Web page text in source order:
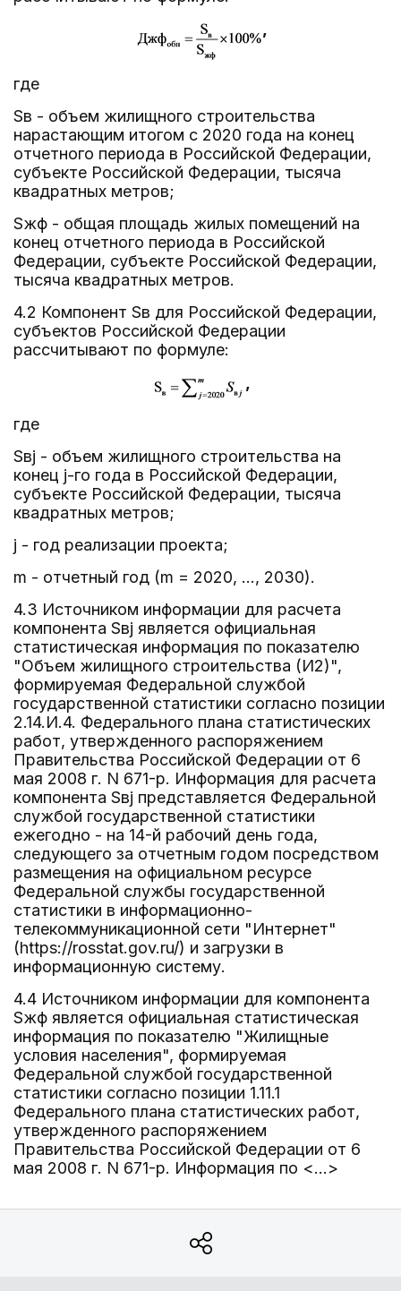
где
Sв - объем жилищного строительства
нарастающим итогом с 2020 года на конец
отчетного периода в Российской Федерации,
субъекте Российской Федерации, тысяча
квадратных метров;
Sжф - общая площадь жилых помещений на
конец отчетного периода в Российской
Федерации, субъекте Российской Федерации,
тысяча квадратных метров.
4.2 Компонент Sв для Российской Федерации,
субъектов Российской Федерации
рассчитывают по формуле:
где
Sвj - объем жилищного строительства на
конец j-го года в Российской Федерации,
субъекте Российской Федерации, тысяча
квадратных метров;
j - год реализации проекта;
m - отчетный год (m = 2020, ..., 2030).
4.3 Источником информации для расчета
компонента Sвj является официальная
статистическая информация по показателю
"Объем жилищного строительства (И2)",
формируемая Федеральной службой
государственной статистики согласно позиции
2.14.И.4. Федерального плана статистических
работ, утвержденного распоряжением
Правительства Российской Федерации от 6
мая 2008 г. N 671-р. Информация для расчета
компонента Sвj представляется Федеральной
службой государственной статистики
ежегодно - на 14-й рабочий день года,
следующего за отчетным годом посредством
размещения на официальном ресурсе
Федеральной службы государственной
статистики в информационно-
телекоммуникационной сети "Интернет"
(https://rosstat.gov.ru/) и загрузки в
информационную систему.
4.4 Источником информации для компонента
Sжф является официальная статистическая
информация по показателю "Жилищные
условия населения", формируемая
Федеральной службой государственной
статистики согласно позиции 1.11.1
Федерального плана статистических работ,
утвержденного распоряжением
Правительства Российской Федерации от 6
мая 2008 г. N 671-р. Информация по <...>